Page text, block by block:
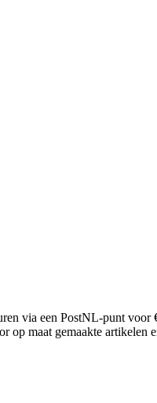
via een PostNL-punt voor
maat gemaakte artikelen